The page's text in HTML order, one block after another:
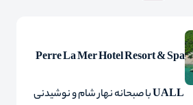
Perre La Mer Hotel Resort & Spa
UALL با صبحانه نهار شام و نوشیدنی